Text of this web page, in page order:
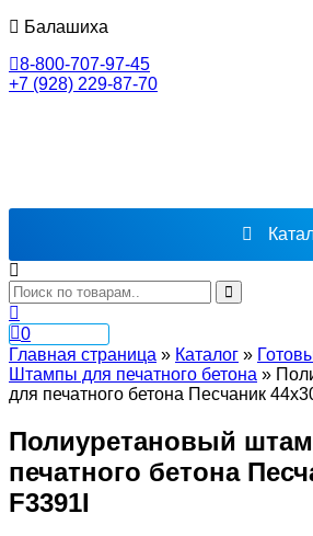
Балашиха
8-800-707-97-45
+7 (928) 229-87-70
0
Главная страница » Каталог »
Штампы для печатного бетона »
для печатного бетона Песчаник
Полиуретановый
печатного бетона
F3391I